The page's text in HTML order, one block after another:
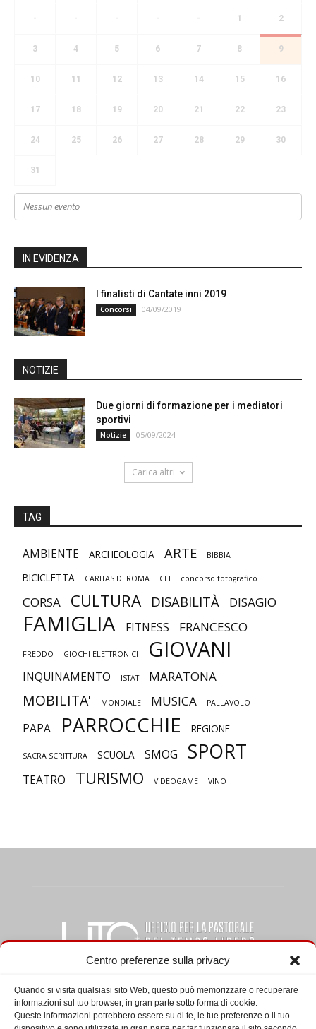
Centro preferenze sulla privacy
Quando si visita qualsiasi sito Web, questo può memorizzare o recuperare
informazioni sul tuo browser, in gran parte sotto forma di cookie.
Queste informazioni potrebbero essere su di te, le tue preferenze o il tuo
- - - - - 1 2
3 4 5 6 7 8 9
10 11 12 13 14 15 16
17 18 19 20 21 22 23
24 25 26 27 28 29 30
31
Nessun evento
IN EVIDENZA
I finalisti di Cantate inni 2019
Concorsi 04/09/2019
NOTIZIE
Due giorni di formazione per i mediatori
sportivi
Notizie 05/09/2024
Carica altri
TAG
AMBIENTE ARCHEOLOGIA ARTE BIBBIA
BICICLETTA CARITAS DI ROMA CEI concorso fotografico
CORSA CULTURA DISABILITÀ DISAGIO
FAMIGLIA FITNESS FRANCESCO
FREDDO GIOCHI ELETTRONICI GIOVANI
INQUINAMENTO ISTAT MARATONA
MOBILITA' MONDIALE MUSICA PALLAVOLO
PAPA PARROCCHIE REGIONE
SACRA SCRITTURA SCUOLA SMOG SPORT
TEATRO TURISMO VIDEOGAME VINO
CHI SIAMO